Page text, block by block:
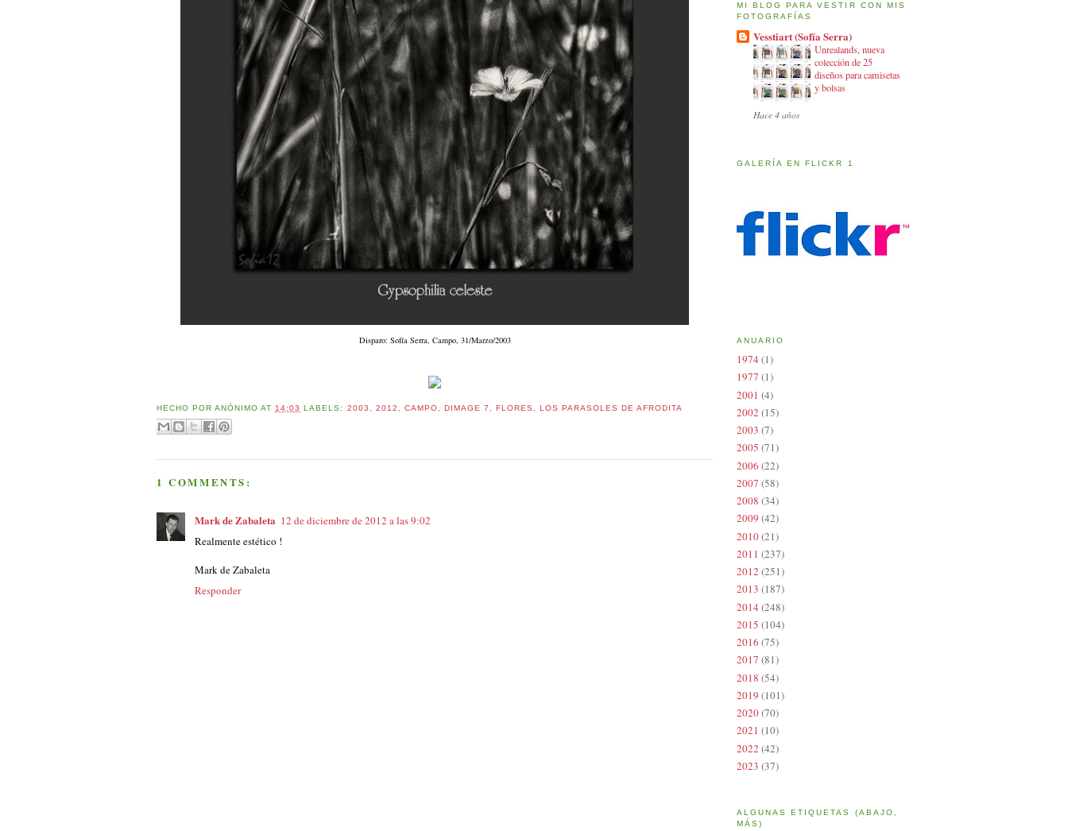
Disparo: Sofía Serra, Campo, 31/Marzo/2003
HECHO PORANÓNIMO AT14:03 LABELS: 2003 , 2012 , CAMPO, DIMAGE 7 , FLORES , LOS PARASOLES DE AFRODITA
1 COMMENTS:
Mark de Zabaleta 12 de diciembre de 2012 a las 9:02
Realmente estético !
Mark de Zabaleta
Responder
MI BLOG PARA VESTIR CON MIS
FOTOGRAFÍAS
Vesstiart (Sofía Serra)
Unrealands, nueva
colección de 25
diseños para camisetas
y bolsas
Hace 4 años
GALERÍA EN FLICKR 1
ANUARIO
1974 (1)
1977 (1)
2001 (4)
2002 (15)
2003 (7)
2005 (71)
2006 (22)
2007 (58)
2008 (34)
2009 (42)
2010(21)
2011 (237)
2012 (251)
2013 (187)
2014 (248)
2015 (104)
2016 (75)
2017 (81)
2018 (54)
2019 (101)
2020(70)
2021 (10)
2022 (42)
2023 (37)
ALGUNAS ETIQUETAS (ABAJO,
MÁS)